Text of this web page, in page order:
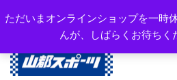
ただいまオンラインショップを一時
んが、しばらくお待ちく
ン
テ
岐阜県高山市西之一
TEL：0577-